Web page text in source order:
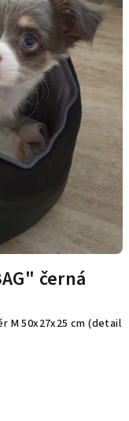
černá
M 50x27x25 cm (detail